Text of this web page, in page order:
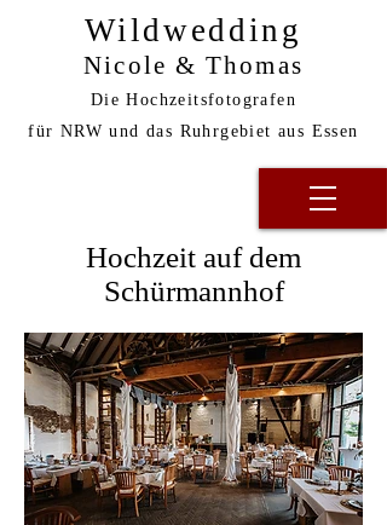
Wildwedding
Nicole & Thomas
Die Hochzeitsfotografen
für NRW und das Ruhrgebiet aus Essen
Hochzeit auf dem
Schürmannhof